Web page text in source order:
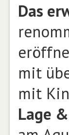
Das
mit
mit
Lage